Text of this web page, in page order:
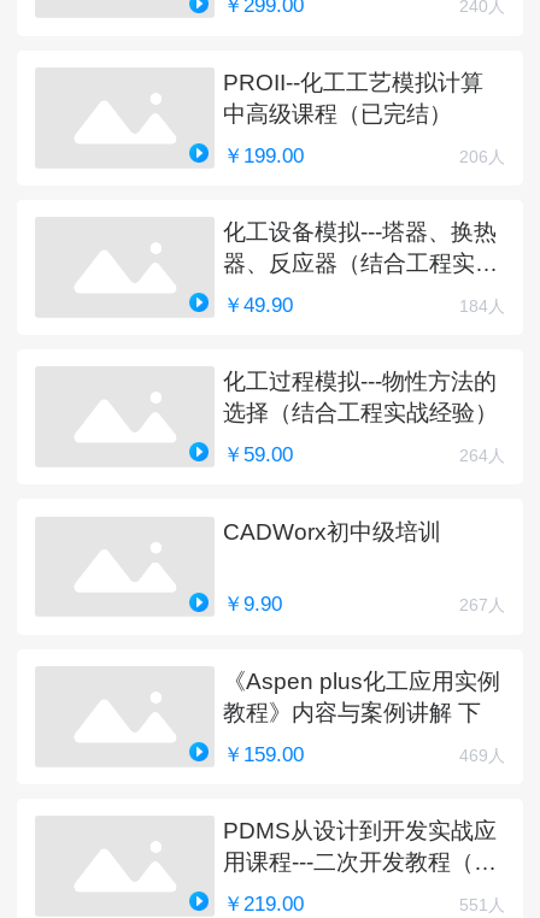
￥299.00 240人
PROII--化工工艺模拟计算
中高级课程（已完结）
￥199.00 206人
化工设备模拟---塔器、换热
器、反应器（结合工程实
例）
￥49.90 184人
化工过程模拟---物性方法的
选择（结合工程实战经验）
￥59.00 264人
CADWorx初中级培训
￥9.90 267人
《Aspen plus化工应用实例
教程》内容与案例讲解 下
￥159.00 469人
PDMS从设计到开发实战应
用课程---二次开发教程（完
结）
￥219.00 551人